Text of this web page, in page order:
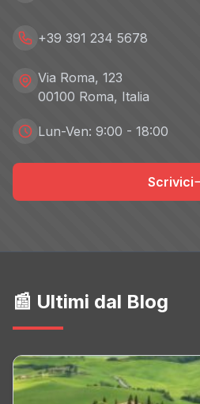
+39 391 234 5678
Via Roma, 123
00100 Roma, Italia
Lun-Ven: 9:00 - 18:00
Scrivici
📰 Ultimi dal Blog